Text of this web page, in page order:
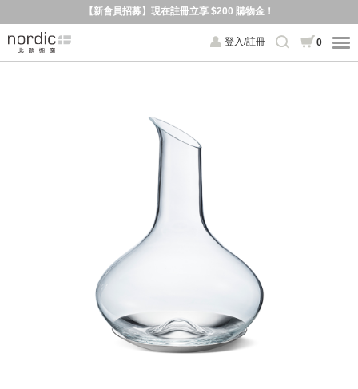
【新會員招募】現在註冊立享 $200 購物金！
登入/註冊 0